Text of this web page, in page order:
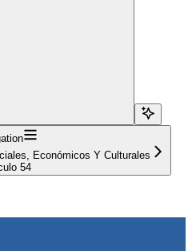
Económicos Y Culturales
54